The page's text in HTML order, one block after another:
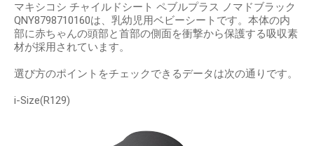
マキシコシ チャイルドシート ペブルプラス ノマドブラック
QNY8798710160は、乳幼児用ベビーシートです。本体の内
部に赤ちゃんの頭部と首部の側面を衝撃から保護する吸収素
材が採用されています。
選び方のポイントをチェックできるデータは次の通りです。
i-Size(R129)